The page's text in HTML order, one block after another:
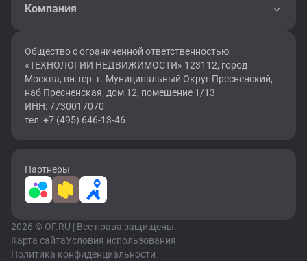
Компания
Общество с ограниченной ответственностью
«ТЕХНОЛОГИИ НЕДВИЖИМОСТИ» 123112, город
Москва, вн.тер. г. Муниципальный Округ Пресненский,
наб Пресненская, дом 12, помещение 1/13
ИНН: 7730017070
тел: +7 (495) 646-13-46
Партнеры
2026 © OF.RU | Все права защищены.
Карта сайтаУсловия использования
Политика конфиденциальности